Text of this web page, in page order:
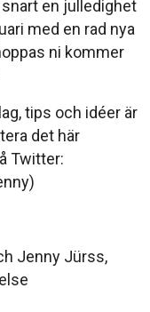
en julledighet
med en rad nya
ni kommer
tips och idéer är
det här
Twitter:
Jenny Jürss,